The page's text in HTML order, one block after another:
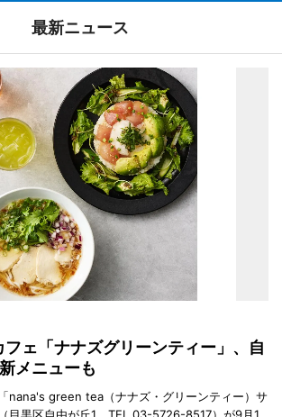
最新ニュース
ェ「ナナズグリーンティー」、自
メニューも
nana's green tea（ナナズ・グリーンティー）サ
目黒区自由が丘1、TEL 03-5726-8517）が9月1